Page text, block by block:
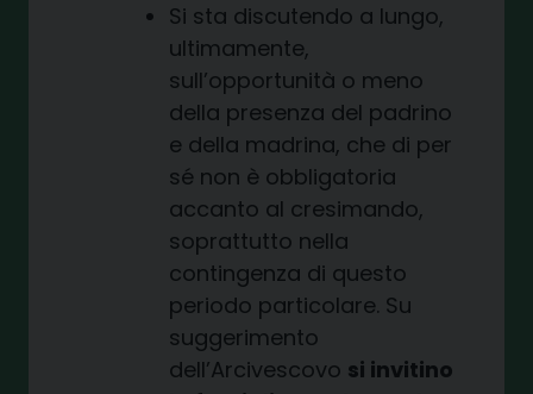
Si sta discutendo a lungo,
ultimamente,
sull’opportunità o meno
della presenza del padrino
e della madrina, che di per
sé non è obbligatoria
accanto al cresimando,
soprattutto nella
contingenza di questo
periodo particolare. Su
suggerimento
dell’Arcivescovo si invitino